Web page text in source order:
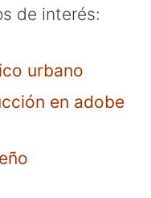
de interés:
urbano
en adobe